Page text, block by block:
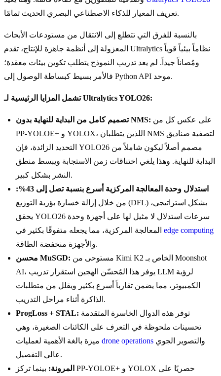
تعريف المعيار للذكاء الاصطناعي البصري الحديث تمامًا.
بالنسبة للفرق التي تتطلع إلى الانتقال من مستودعات الأبحاث
المعزولة إلى أنظمة جاهزة للإنتاج، تقدم Ultralytics نظاماً بيئياً قوياً
ومُصاناً جيداً. لم يعد تدريب النموذج يتطلب تكوين بيئات معقدة؛
فالأمر بسيط كبساطة الوصول إلى Python API موحد.
تشمل المزايا الرئيسية لـ Ultralytics YOLO26:
تصميم كامل من البداية للنهاية بدون NMS:
PP-YOLOE+ و YOLOX، اللذين يتطلبان NMS لتصفية صناديق
التحديد الزائدة، فإن YOLO26 مصمم أصلاً ليكون شاملاً من
البداية للنهاية. وهذا يلغي اختناقات زمن الاستجابة ويبسط منطق
النشر بشكل كبير.
استدلال وحدة المعالجة المركزية أسرع بنسبة تصل إلى 43%:
من خلال إزالة خسارة بؤرية التوزيع (DFL) بشكل استراتيجي،
يحقق YOLO26 سرعات استدلال لا مثيل لها على أجهزة وحدة
edge computing
والأجهزة منخفضة الطاقة.
محسن MuSGD:
AI، يوفر هذا المُحسّن الهجين استقرار تدريب LLM لرؤية
الكمبيوتر، مما يضمن تقارباً أسرع بكثير ويقلل من متطلبات
الذاكرة أثناء مراحل التدريب.
ProgLoss + STAL:
تحسينات ملحوظة في التعرف على الكائنات الصغيرة، وهي
drone operations
عالي التفصيل.
المرونة: بينما تركز PP-YOLOE+ و YOLOX حصريًا على